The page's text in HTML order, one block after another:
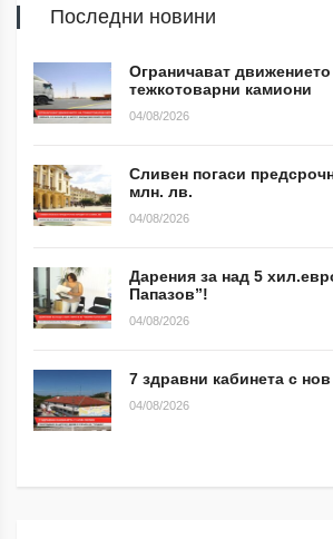
Последни новини
Ограничават движението
тежкотоварни камиони
04/08/2026
Сливен погаси
млн. лв.
04/08/2026
Дарения за над 5
Папазов”!
04/08/2026
7 здравни кабинета с
04/08/2026